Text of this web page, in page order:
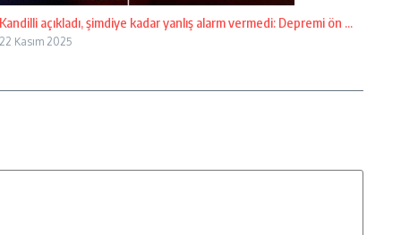
Kandilli açıkladı, şimdiye kadar yanlış alarm vermedi: Depremi ön ...
22 Kasım 2025